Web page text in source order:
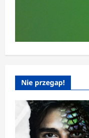
Nie przegap!